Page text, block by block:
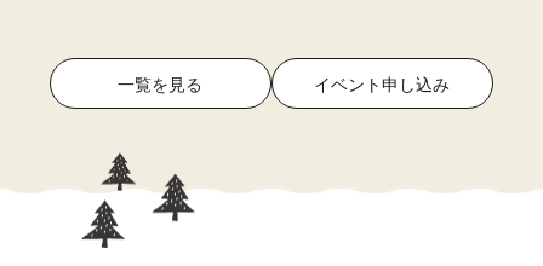
一覧を見る イベント申し込み